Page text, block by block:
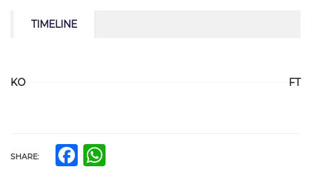
TIMELINE
KO FT
SHARE: Facebook